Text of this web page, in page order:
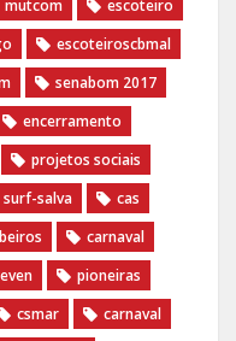
mutcom
escoteiro
escoteiroscbmal
senabom 2017
encerramento
projetos sociais
surf-salva
cas
carnaval
pioneiras
csmar
carnaval